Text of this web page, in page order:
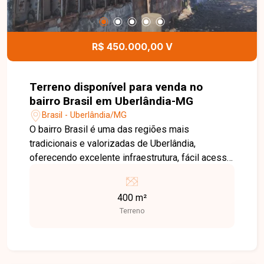
R$ 450.000,00 V
Terreno disponível para venda no
bairro Brasil em Uberlândia-MG
Brasil - Uberlândia/MG
O bairro Brasil é uma das regiões mais
tradicionais e valorizadas de Uberlândia,
oferecendo excelente infraestrutura, fácil acesso
com supermercados, escolas, farmácias,
hospitais, restaurantes e diversos serviços. Uma
localização privilegiada, ideal tanto para
400 m²
Terreno